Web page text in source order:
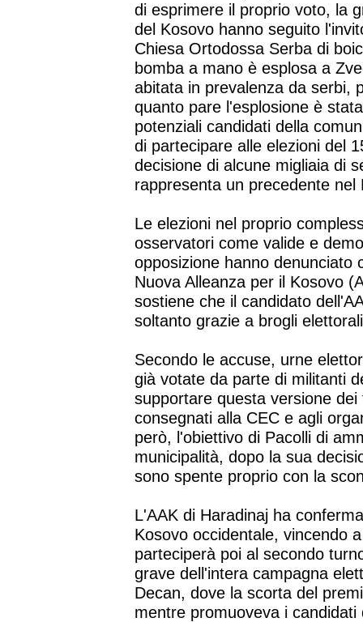
di esprimere il proprio voto, la
del Kosovo hanno seguito
Chiesa Ortodossa Serba di
bomba a mano è esplosa a
abitata in prevalenza da serbi,
quanto pare l'esplosione è
potenziali candidati della
di partecipare alle elezioni del
decisione di alcune migliaia di
rappresenta un precedente nel
Le elezioni nel proprio
osservatori come valide e
opposizione hanno denunciato
Nuova Alleanza per il Kosovo
sostiene che il candidato
soltanto grazie a brogli
Secondo le accuse, urne
già votate da parte di militanti
supportare questa versione
consegnati alla CEC e agli
però, l'obiettivo di Pacolli di
municipalità, dopo la sua
sono spente proprio con la
L'AAK di Haradinaj ha
Kosovo occidentale, vincendo
parteciperà poi al secondo
grave dell'intera campagna
Decan, dove la scorta del
mentre promuoveva i